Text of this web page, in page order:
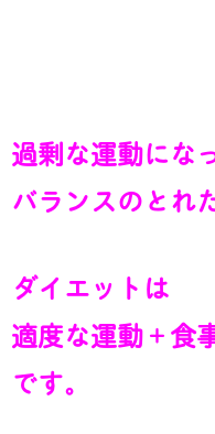
過剰な運動にな
バランスのとれ
ダイエットは
適度な運動＋食
です。